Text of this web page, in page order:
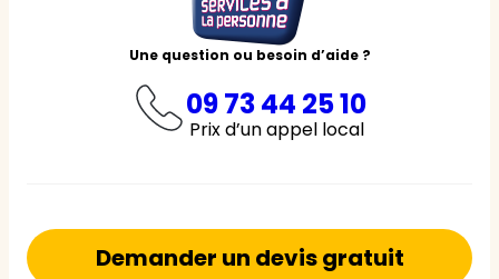
Une question ou besoin d’aide ?
09 73 44 25 10
Prix d’un appel local
Demander un devis gratuit